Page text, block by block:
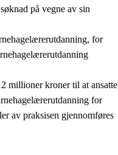
på vegne av sin
for
millioner kroner til at ansatte
for
av praksisen gjennomføres